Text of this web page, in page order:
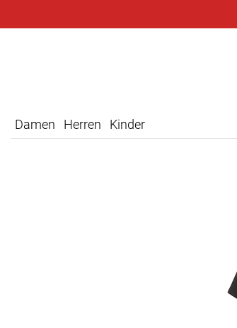
Damen Herren Kinder